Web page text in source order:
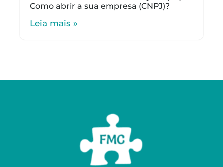
Como abrir a sua empresa (CNPJ)?
Leia mais »